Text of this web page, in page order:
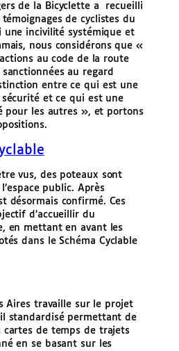
de la Bicyclette a recueilli
de cyclistes du
une incivilité systémique et
nous considérons que «
au code de la route
au regard
entre ce qui est une
et ce qui est une
pour les autres », et portons
vus, des poteaux sont
public. Après
désormais confirmé. Ces
d’accueillir du
en mettant en avant les
dans le Schéma Cyclable
Aires travaille sur le projet
standardisé permettant de
cartes de temps de trajets
en se basant sur les